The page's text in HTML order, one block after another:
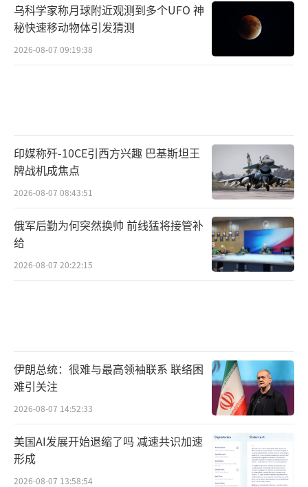
乌科学家称月球附近观测到多个UFO 神
秘快速移动物体引发猜测
2026-08-07 09:19:38
印媒称歼-10CE引西方兴趣 巴基斯坦王
牌战机成焦点
2026-08-07 08:43:51
俄军后勤为何突然换帅 前线猛将接管补
给
2026-08-07 20:22:15
伊朗总统：很难与最高领袖联系 联络困
难引关注
2026-08-07 14:52:33
美国AI发展开始退缩了吗 减速共识加速
形成
2026-08-07 13:58:54